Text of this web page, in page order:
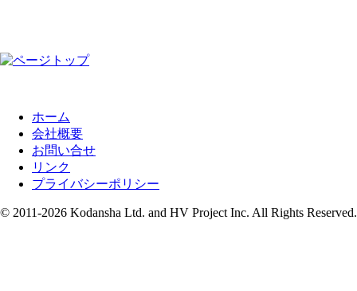
ホーム
会社概要
お問い合せ
リンク
プライバシーポリシー
© 2011-2026 Kodansha Ltd. and HV Project Inc. All Rights Reserved.